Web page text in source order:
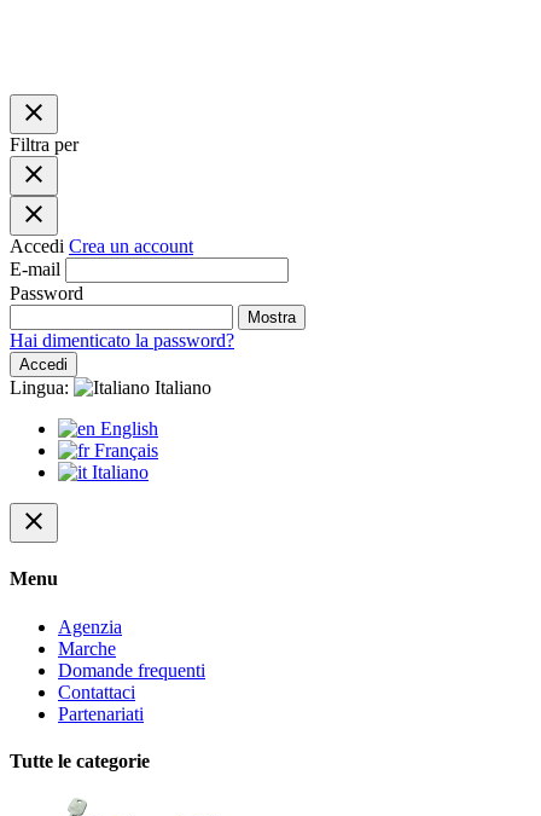
close
Filtra per
close
close
Accedi Crea un account
E-mail
Password
Mostra
Hai dimenticato la password?
Accedi
Lingua:
Italiano
English
Français
Italiano
close
Menu
Agenzia
Marche
Domande frequenti
Contattaci
Partenariati
Tutte le categorie